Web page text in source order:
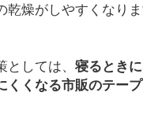
乾燥がしやすくなりま
としては、寝るとき
くくなる市販のテープ